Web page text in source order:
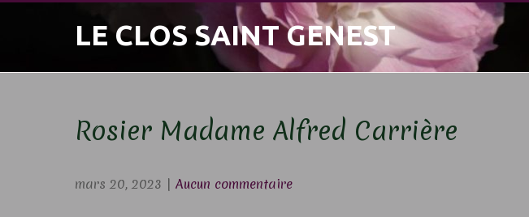
LE CLOS SAINT GENEST
Rosier Madame Alfred Carrière
mars 20, 2023 | Aucun commentaire